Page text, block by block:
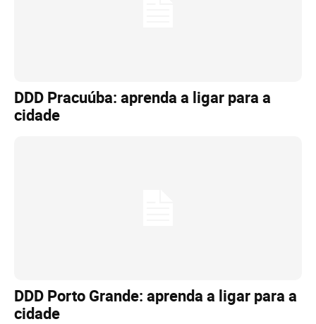
DDD Pracuúba: aprenda a ligar para a
cidade
DDD Porto Grande: aprenda a ligar para a
cidade